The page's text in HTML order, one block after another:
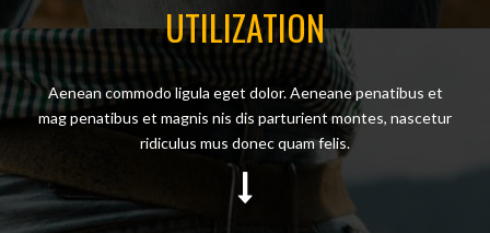
UTILIZATION
Aenean commodo ligula eget dolor. Aeneane penatibus et
mag penatibus et magnis nis dis parturient montes, nascetur
ridiculus mus donec quam felis.